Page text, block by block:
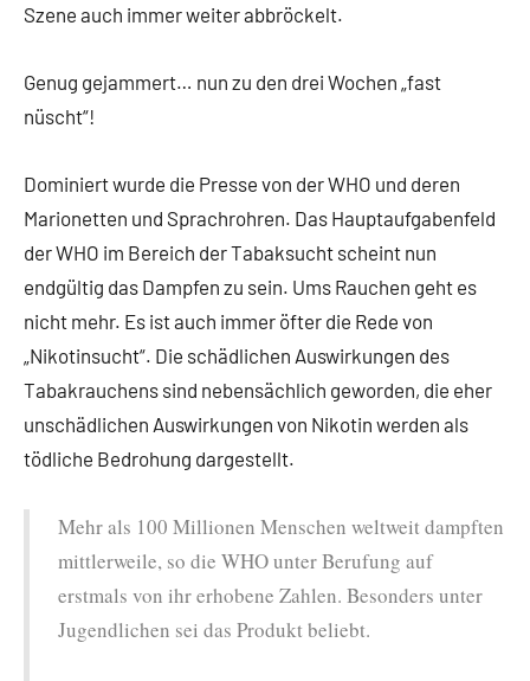
Szene auch immer weiter abbröckelt.
Genug gejammert… nun zu den drei Wochen „fast
nüscht“!
Dominiert wurde die Presse von der WHO und deren
Marionetten und Sprachrohren. Das Hauptaufgabenfeld
der WHO im Bereich der Tabaksucht scheint nun
endgültig das Dampfen zu sein. Ums Rauchen geht es
nicht mehr. Es ist auch immer öfter die Rede von
„Nikotinsucht“. Die schädlichen Auswirkungen des
Tabakrauchens sind nebensächlich geworden, die eher
unschädlichen Auswirkungen von Nikotin werden als
tödliche Bedrohung dargestellt.
Mehr als 100 Millionen Menschen weltweit dampften
mittlerweile, so die WHO unter Berufung auf
erstmals von ihr erhobene Zahlen. Besonders unter
Jugendlichen sei das Produkt beliebt.